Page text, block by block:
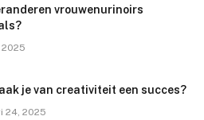
vrouwenurinoirs
2025
je van creativiteit een succes?
24, 2025